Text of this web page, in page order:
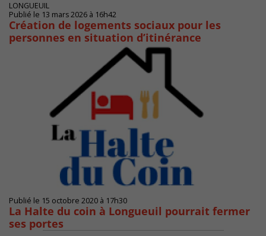
LONGUEUIL
Publié le 13 mars 2026 à 16h42
Création de logements sociaux pour les
personnes en situation d’itinérance
Publié le 15 octobre 2020 à 17h30
La Halte du coin à Longueuil pourrait fermer
ses portes